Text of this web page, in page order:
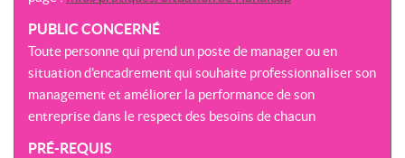
PUBLIC CONCERNÉ
Toute personne qui prend un poste de manager ou en
situation d'encadrement qui souhaite professionnaliser son
management et améliorer la performance de son
entreprise dans le respect des besoins de chacun
PRÉ-REQUIS